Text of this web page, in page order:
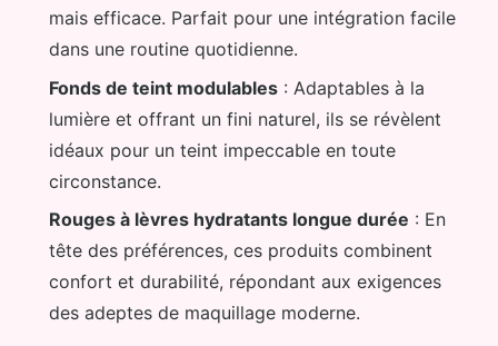
mais efficace. Parfait pour une intégration facile
dans une routine quotidienne.
Fonds de teint modulables : Adaptables à la
lumière et offrant un fini naturel, ils se révèlent
idéaux pour un teint impeccable en toute
circonstance.
Rouges à lèvres hydratants longue durée : En
tête des préférences, ces produits combinent
confort et durabilité, répondant aux exigences
des adeptes de maquillage moderne.